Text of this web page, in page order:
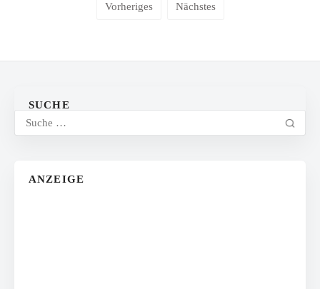
Vorheriges Nächstes
SUCHE
ANZEIGE